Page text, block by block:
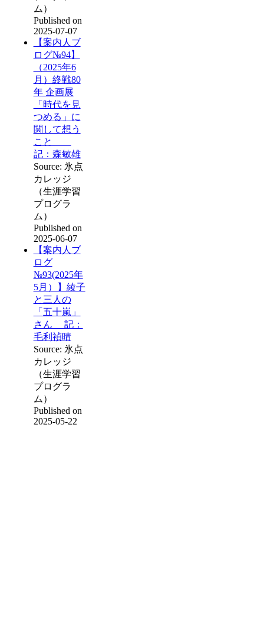
ム）
Published on
2025-07-07
【案内人ブ
ログ№94】
（2025年6
月）終戦80
年 企画展
「時代を見
つめる」に
関して想う
こと
記：森敏雄
Source: 氷点
カレッジ
（生涯学習
プログラ
ム）
Published on
2025-06-07
【案内人ブ
ログ
№93(2025年
5月）】綾子
と三人の
「五十嵐」
さん 記：
毛利禎晴
Source: 氷点
カレッジ
（生涯学習
プログラ
ム）
Published on
2025-05-22